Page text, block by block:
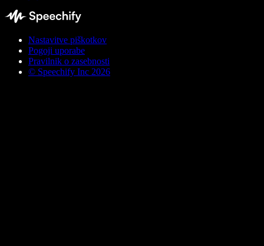
Nastavitve piškotkov
Pogoji uporabe
Pravilnik o zasebnosti
© Speechify Inc 2026